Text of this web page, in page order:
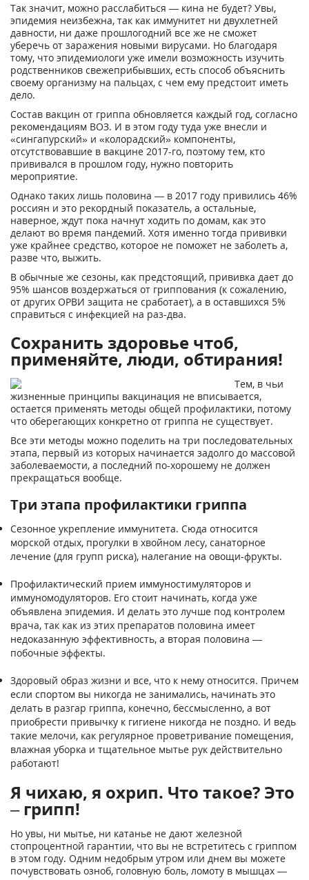
Так значит, можно расслабиться — кина не будет? Увы,
эпидемия неизбежна, так как иммунитет ни двухлетней
давности, ни даже прошлогодний все же не сможет
уберечь от заражения новыми вирусами. Но благодаря
тому, что эпидемиологи уже имели возможность изучить
родственников свежеприбывших, есть способ объяснить
своему организму на пальцах, с чем ему предстоит иметь
дело.
Состав вакцин от гриппа обновляется каждый год, согласно
рекомендациям ВОЗ. И в этом году туда уже внесли и
«сингапурский» и «колорадский» компоненты,
отсутствовавшие в вакцине 2017-го, поэтому тем, кто
прививался в прошлом году, нужно повторить
мероприятие.
Однако таких лишь половина — в 2017 году привились 46%
россиян и это рекордный показатель, а остальные,
наверное, ждут пока начнут ходить по домам, как это
делают во время пандемий. Хотя именно тогда прививки
уже крайнее средство, которое не поможет не заболеть а,
разве что, выжить.
В обычные же сезоны, как предстоящий, прививка дает до
95% шансов воздержаться от гриппования (к сожалению,
от других ОРВИ защита не сработает), а в оставшихся 5%
справиться с инфекцией на раз-два.
Сохранить здоровье чтоб,
применяйте, люди, обтирания!
Тем, в чьи
жизненные принципы вакцинация не вписывается,
остается применять методы общей профилактики, потому
что оберегающих конкретно от гриппа не существует.
Все эти методы можно поделить на три последовательных
этапа, первый из которых начинается задолго до массовой
заболеваемости, а последний по-хорошему не должен
прекращаться вообще.
Три этапа профилактики гриппа
Сезонное укрепление иммунитета. Сюда относится
морской отдых, прогулки в хвойном лесу, санаторное
лечение (для групп риска), налегание на овощи-фрукты.
Профилактический прием иммуностимуляторов и
иммуномодуляторов. Его стоит начинать, когда уже
объявлена эпидемия. И делать это лучше под контролем
врача, так как из этих препаратов половина имеет
недоказанную эффективность, а вторая половина —
побочные эффекты.
Здоровый образ жизни и все, что к нему относится. Причем
если спортом вы никогда не занимались, начинать это
делать в разгар гриппа, конечно, бессмысленно, а вот
приобрести привычку к гигиене никогда не поздно. И ведь
такие мелочи, как регулярное проветривание помещения,
влажная уборка и тщательное мытье рук действительно
работают!
Я чихаю, я охрип. Что такое? Это
– грипп!
Но увы, ни мытье, ни катанье не дают железной
стопроцентной гарантии, что вы не встретитесь с гриппом
в этом году. Одним недобрым утром или днем вы можете
почувствовать озноб, головную боль, ломоту в мышцах —